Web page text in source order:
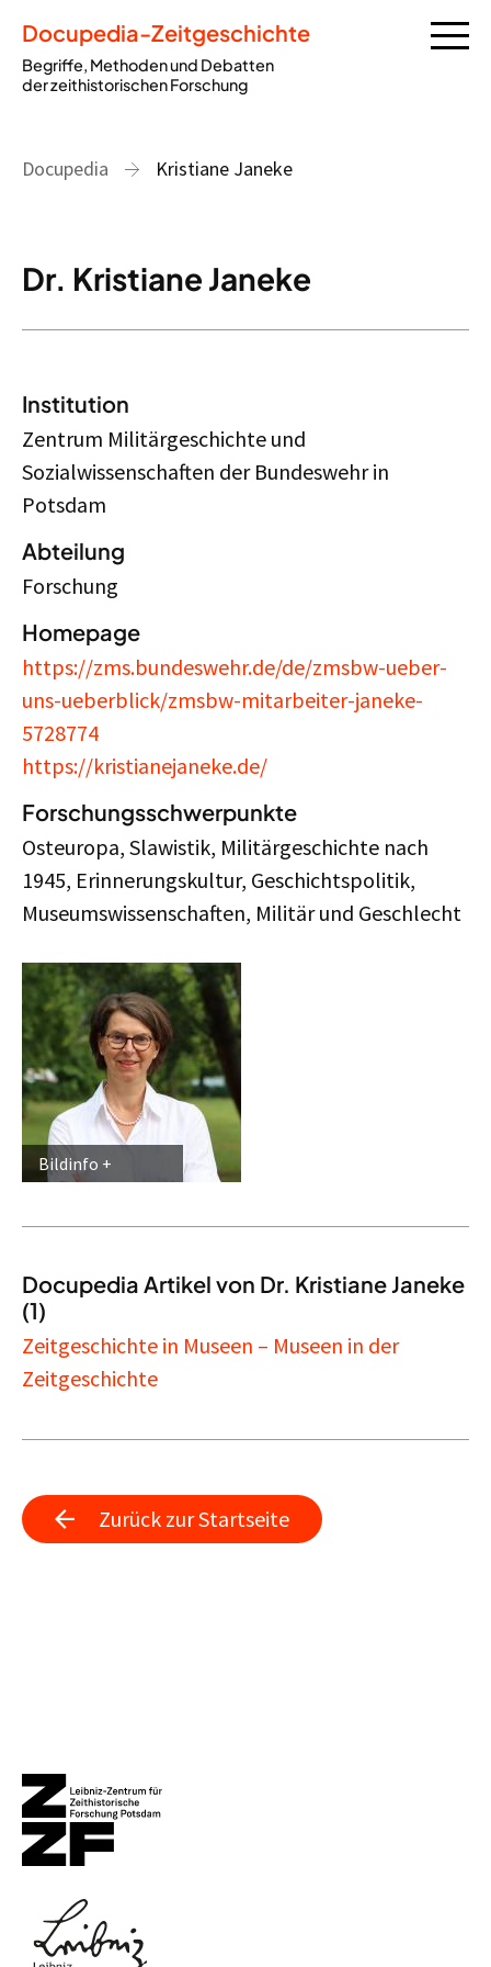
Docupedia-Zeitgeschichte
Begriffe, Methoden und Debatten
der zeithistorischen Forschung
Docupedia Kristiane Janeke
Dr. Kristiane Janeke
Institution
Zentrum Militärgeschichte und
Sozialwissenschaften der Bundeswehrin
Potsdam
Abteilung
Forschung
Homepage
https://zms.bundeswehr.de/de/zmsbw-ueber-
uns-ueberblick/zmsbw-mitarbeiter-janeke-
5728774
https://kristianejaneke.de/
Forschungsschwerpunkte
Osteuropa, Slawistik, Militärgeschichte nach
1945, Erinnerungskultur, Geschichtspolitik,
Museumswissenschaften, Militär und Geschlecht
Bildinfo
Docupedia Artikel von Dr. Kristiane Janeke
(1)
Zeitgeschichte in Museen – Museen in der
Zeitgeschichte
Zurück zur Startseite